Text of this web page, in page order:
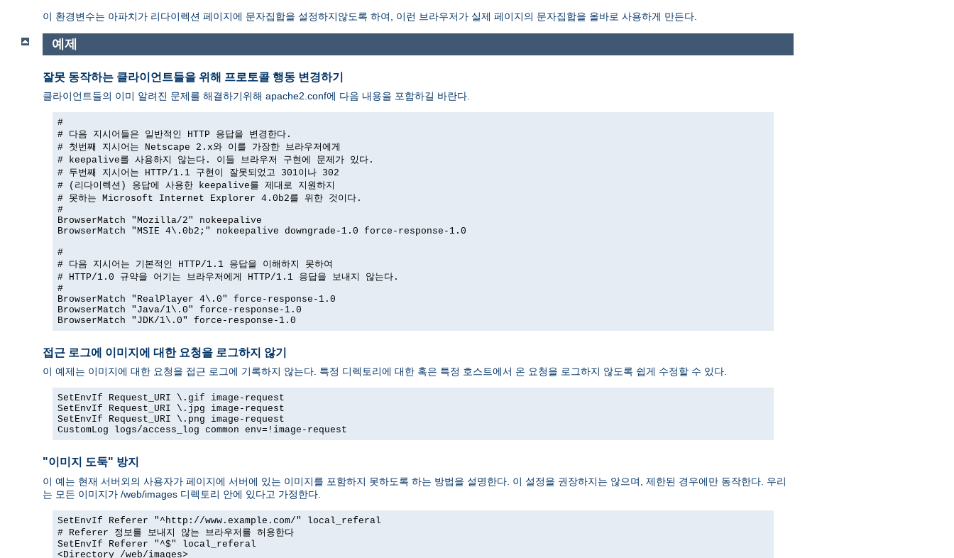
이 환경변수는 아파치가 리다이렉션 페이지에 문자집합을 설정하지않도록 하여, 이런 브라우저가 실제 페이지의 문자집합을 올바로 사용하게 만든다.
예제
잘못 동작하는 클라이언트들을 위해 프로토콜 행동 변경하기
클라이언트들의 이미 알려진 문제를 해결하기위해 apache2.conf에 다음 내용을 포함하길 바란다.
#
# 다음 지시어들은 일반적인 HTTP 응답을 변경한다.
# 첫번째 지시어는 Netscape 2.x와 이를 가장한 브라우저에게
# keepalive를 사용하지 않는다. 이들 브라우저 구현에 문제가 있다.
# 두번째 지시어는 HTTP/1.1 구현이 잘못되었고 301이나 302
# (리다이렉션) 응답에 사용한 keepalive를 제대로 지원하지
# 못하는 Microsoft Internet Explorer 4.0b2를 위한 것이다.
#
BrowserMatch "Mozilla/2" nokeepalive
BrowserMatch "MSIE 4\.0b2;" nokeepalive downgrade-1.0 force-response-1.0
#
# 다음 지시어는 기본적인 HTTP/1.1 응답을 이해하지 못하여
# HTTP/1.0 규약을 어기는 브라우저에게 HTTP/1.1 응답을 보내지 않는다.
#
BrowserMatch "RealPlayer 4\.0" force-response-1.0
BrowserMatch "Java/1\.0" force-response-1.0
BrowserMatch "JDK/1\.0" force-response-1.0
접근 로그에 이미지에 대한 요청을 로그하지 않기
이 예제는 이미지에 대한 요청을 접근 로그에 기록하지 않는다. 특정 디렉토리에 대한 혹은 특정 호스트에서 온 요청을 로그하지 않도록 쉽게 수정할 수 있다.
SetEnvIf Request_URI \.gif image-request
SetEnvIf Request_URI \.jpg image-request
SetEnvIf Request_URI \.png image-request
CustomLog logs/access_log common env=!image-request
"이미지 도둑" 방지
이 예는 현재 서버외의 사용자가 페이지에 서버에 있는 이미지를 포함하지 못하도록 하는 방법을 설명한다. 이 설정을 권장하지는 않으며, 제한된 경우에만 동작한다. 우리
는 모든 이미지가 /web/images 디렉토리 안에 있다고 가정한다.
SetEnvIf Referer "^http://www.example.com/" local_referal
# Referer 정보를 보내지 않는 브라우저를 허용한다
SetEnvIf Referer "^$" local_referal
<Directory /web/images>